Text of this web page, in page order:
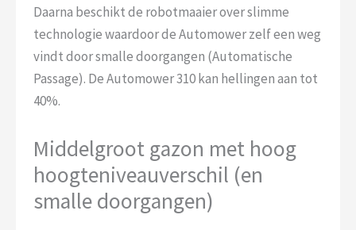
Daarna beschikt de robotmaaier over slimme
technologie waardoor de Automower zelf een weg
vindt door smalle doorgangen (Automatische
Passage). De Automower 310 kan hellingen aan tot
40%.
Middelgroot gazon met hoog
hoogteniveauverschil (en
smalle doorgangen)